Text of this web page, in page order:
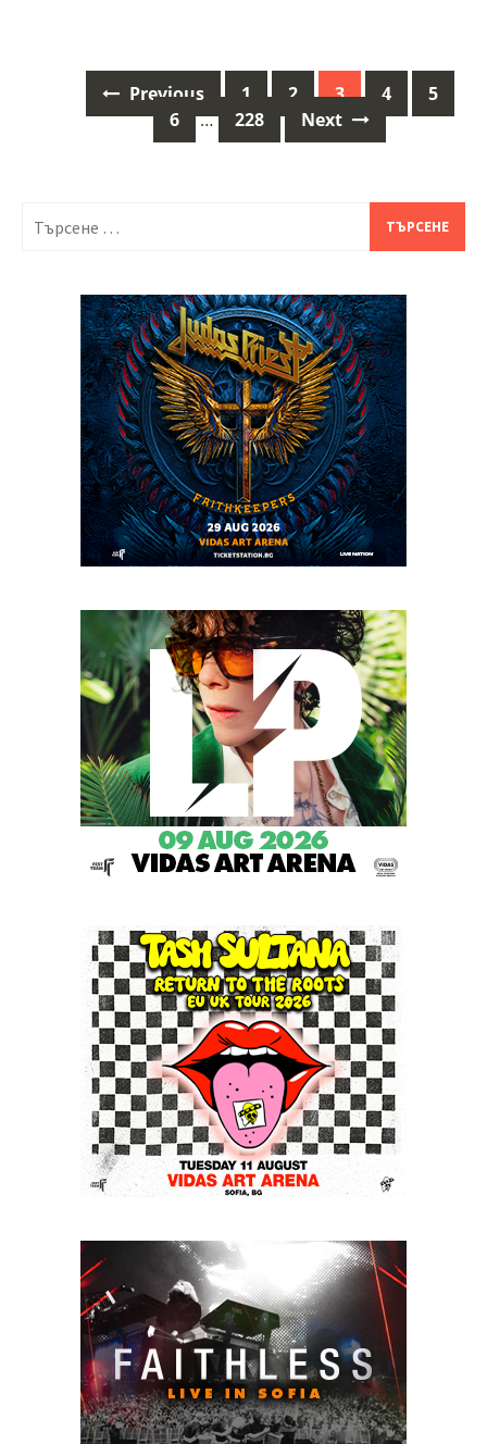
Previous 1 2 3 4
5
6
… 228 Next
за: